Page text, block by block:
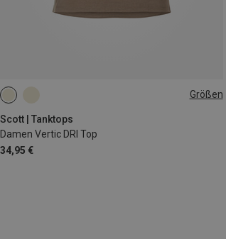
Größen
Scott | Tanktops
Damen Vertic DRI Top
34,95 €
XS